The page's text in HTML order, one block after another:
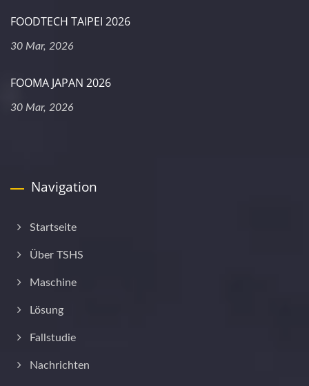
FOODTECH TAIPEI 2026
30 Mar, 2026
FOOMA JAPAN 2026
30 Mar, 2026
Navigation
Startseite
Über TSHS
Maschine
Lösung
Fallstudie
Nachrichten